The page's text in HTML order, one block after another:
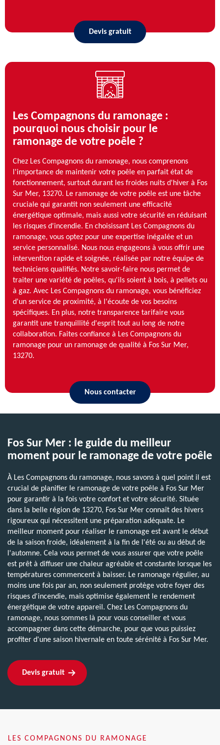
Devis gratuit
Les Compagnons du ramonage :
pourquoi nous choisir pour le
ramonage de votre poêle ?
Chez Les Compagnons du ramonage, nous comprenons
l'importance de maintenir votre poêle en parfait état de
fonctionnement, surtout durant les froides nuits d'hiver à Fos
Sur Mer, 13270. Le ramonage de votre poêle est une tâche
cruciale qui garantit non seulement une efficacité
énergétique optimale, mais aussi votre sécurité en réduisant
les risques d'incendie. En choisissant Les Compagnons du
ramonage, vous optez pour une expertise inégalée et un
service personnalisé. Nous nous engageons à vous offrir une
intervention rapide et soignée, réalisée par notre équipe de
techniciens qualifiés. Notre savoir-faire nous permet de
traiter une variété de poêles, qu'ils soient à bois, à pellets ou
à gaz. Avec Les Compagnons du ramonage, vous bénéficiez
d'un service de proximité, à l'écoute de vos besoins
spécifiques. En plus, notre transparence tarifaire vous
garantit une tranquillité d'esprit tout au long de notre
collaboration. Faites confiance à Les Compagnons du
ramonage pour un ramonage de qualité à Fos Sur Mer,
13270.
Nous contacter
Fos Sur Mer : le guide du meilleur
moment pour le ramonage de votre poêle
À Les Compagnons du ramonage, nous savons à quel point il est
crucial de planifier le ramonage de votre poêle à Fos Sur Mer
pour garantir à la fois votre confort et votre sécurité. Située
dans la belle région de 13270, Fos Sur Mer connaît des hivers
rigoureux qui nécessitent une préparation adéquate. Le
meilleur moment pour réaliser le ramonage est avant le début
de la saison froide, idéalement à la fin de l'été ou au début de
l'automne. Cela vous permet de vous assurer que votre poêle
est prêt à diffuser une chaleur agréable et constante lorsque les
températures commencent à baisser. Le ramonage régulier, au
moins une fois par an, non seulement protège votre foyer des
risques d'incendie, mais optimise également le rendement
énergétique de votre appareil. Chez Les Compagnons du
ramonage, nous sommes là pour vous conseiller et vous
accompagner dans cette démarche, pour que vous puissiez
profiter d'une saison hivernale en toute sérénité à Fos Sur Mer.
Devis gratuit
LES COMPAGNONS DU RAMONAGE